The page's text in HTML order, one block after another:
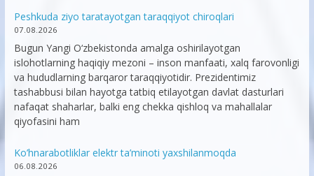
Peshkuda ziyo taratayotgan taraqqiyot chiroqlari
07.08.2026
Bugun Yangi O‘zbekistonda amalga oshirilayotgan
islohotlarning haqiqiy mezoni – inson manfaati, xalq farovonligi
va hududlarning barqaror taraqqiyotidir. Prezidentimiz
tashabbusi bilan hayotga tatbiq etilayotgan davlat dasturlari
nafaqat shaharlar, balki eng chekka qishloq va mahallalar
qiyofasini ham
Ko’hnarabotliklar elektr ta’minoti yaxshilanmoqda
06.08.2026